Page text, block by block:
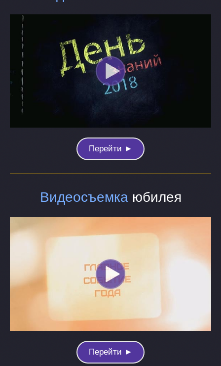
Перейти ►
Видеосъемкаюбилея
Перейти ►